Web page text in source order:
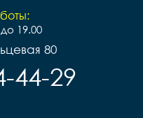
19.00
80
44-29